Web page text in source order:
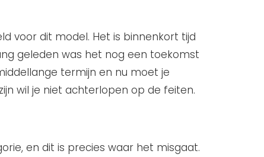
voor dit model. Het is binnenkort tijd
geleden was het nog een toekomst
termijn en nu moet je
wil je niet achterlopen op de feiten.
en dit is precies waar het misgaat.